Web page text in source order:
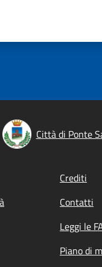
Città di Ponte
Crediti
Contatti
Leggi le
Piano di